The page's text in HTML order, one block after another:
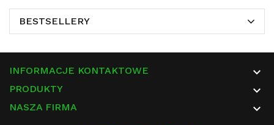
BESTSELLERY
INFORMACJE KONTAKTOWE 
PRODUKTY 
NASZA FIRMA 